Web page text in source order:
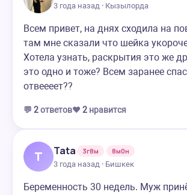
3 года назад · Кызылорда
Всем привет, на днях сходила на
там мне сказали что шейка
Хотела узнать, раскрытия это же
это одно и тоже? Всем заранее
отвеееет??
💬 2ответов❤️ 2 нравится
T Tata 3г8м
8м0н
3 года назад · Бишкек
Беременность 30 недель. Муж